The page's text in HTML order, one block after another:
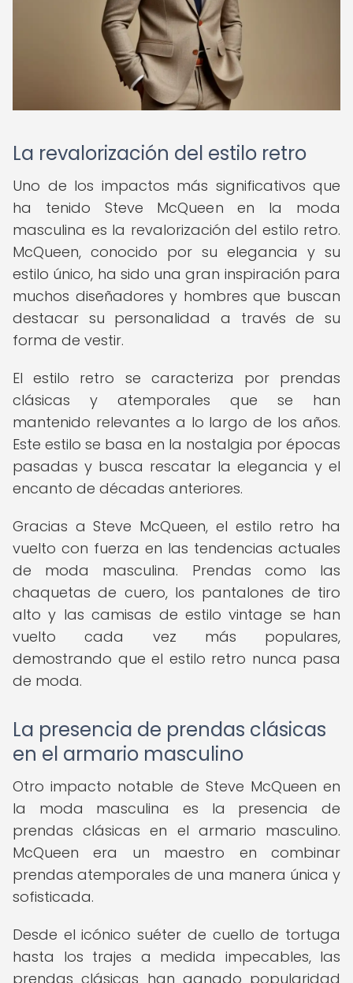
La revalorización del estilo retro
Uno de los impactos más significativos que
ha tenido Steve McQueen en la moda
masculina es la revalorización del estilo retro.
McQueen, conocido por su elegancia y su
estilo único, ha sido una gran inspiración para
muchos diseñadores y hombres que buscan
destacar su personalidad a través de su
forma de vestir.
El estilo retro se caracteriza por prendas
clásicas y atemporales que se han
mantenido relevantes a lo largo de los años.
Este estilo se basa en la nostalgia por épocas
pasadas y busca rescatar la elegancia y el
encanto de décadas anteriores.
Gracias a Steve McQueen, el estilo retro ha
vuelto con fuerza en las tendencias actuales
de moda masculina. Prendas como las
chaquetas de cuero, los pantalones de tiro
alto y las camisas de estilo vintage se han
vuelto cada vez más populares,
demostrando que el estilo retro nunca pasa
de moda.
La presencia de prendas clásicas
en el armario masculino
Otro impacto notable de Steve McQueen en
la moda masculina es la presencia de
prendas clásicas en el armario masculino.
McQueen era un maestro en combinar
prendas atemporales de una manera única y
sofisticada.
Desde el icónico suéter de cuello de tortuga
hasta los trajes a medida impecables, las
prendas clásicas han ganado popularidad